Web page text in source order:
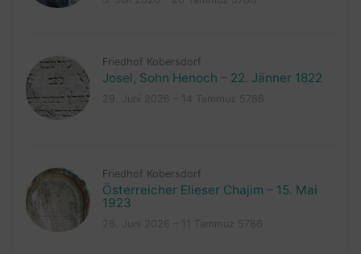
Friedhof Kobersdorf
Josel, Sohn Henoch – 22. Jänner 1822
Friedhof Kobersdorf
Österreicher Elieser Chajim – 15. Mai
1923